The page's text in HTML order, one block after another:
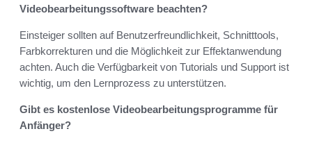
Videobearbeitungssoftware beachten?
Einsteiger sollten auf Benutzerfreundlichkeit, Schnitttools,
Farbkorrekturen und die Möglichkeit zur Effektanwendung
achten. Auch die Verfügbarkeit von Tutorials und Support ist
wichtig, um den Lernprozess zu unterstützen.
Gibt es kostenlose Videobearbeitungsprogramme für
Anfänger?